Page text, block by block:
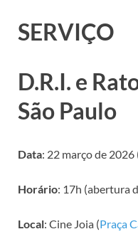
SERVIÇO
D.R.I. e
São Paulo
Data: 22 março de
Horário: 17h (abertura
Local: Cine Joia (Praça